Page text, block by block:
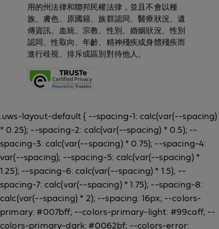
用的州法律和聯邦民權法律，並且不會以種
族、膚色、原國籍、族群認同、醫療狀況、遺
傳資訊、血統、宗教、性別、婚姻狀況、性別
認同、性取向、年齡、精神殘疾或身體殘疾而
進行歧視、排斥或區別對待他人。